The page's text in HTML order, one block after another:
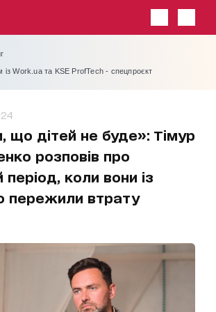
Work.ua та KSE ProfTech - спецпроєкт
що дітей не буде»: Тімур
розповів про
період, коли вони із
пережили втрату